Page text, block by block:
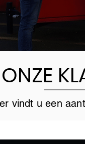
ONZE
vindt u een